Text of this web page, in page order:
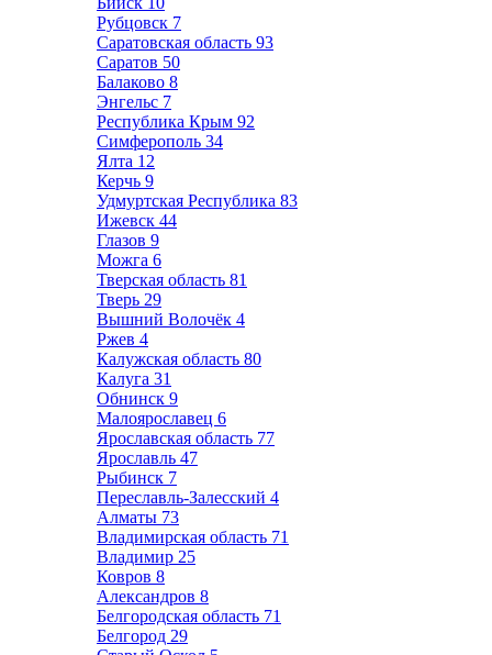
Рубцовск 7
Саратовская область 93
Саратов 50
Балаково 8
Энгельс 7
Республика Крым 92
Симферополь 34
Ялта 12
Керчь 9
Удмуртская Республика 83
Ижевск 44
Глазов 9
Можга 6
Тверская область 81
Тверь 29
Вышний Волочёк 4
Ржев 4
Калужская область 80
Калуга 31
Обнинск 9
Малоярославец 6
Ярославская область 77
Ярославль 47
Рыбинск 7
Переславль-Залесский 4
Алматы 73
Владимирская область 71
Владимир 25
Ковров 8
Александров 8
Белгородская область 71
Белгород 29